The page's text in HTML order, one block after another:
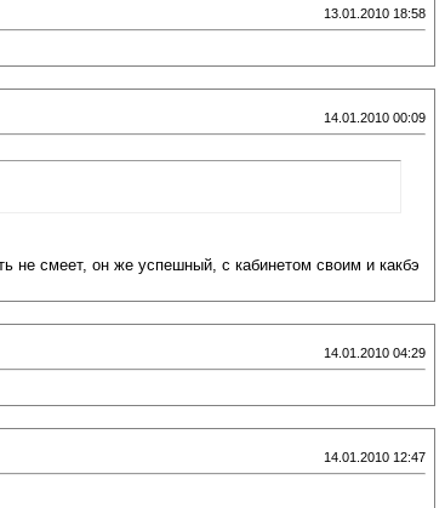
13.01.2010 18:58
14.01.2010 00:09
не смеет, он же успешный, с кабинетом своим и какбэ
14.01.2010 04:29
14.01.2010 12:47